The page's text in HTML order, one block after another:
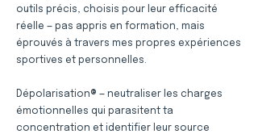
outils précis, choisis pour leur efficacité
réelle — pas appris en formation, mais
éprouvés à travers mes propres expériences
sportives et personnelles.
Dépolarisation® — neutraliser les charges
émotionnelles qui parasitent ta
concentration et identifier leur source